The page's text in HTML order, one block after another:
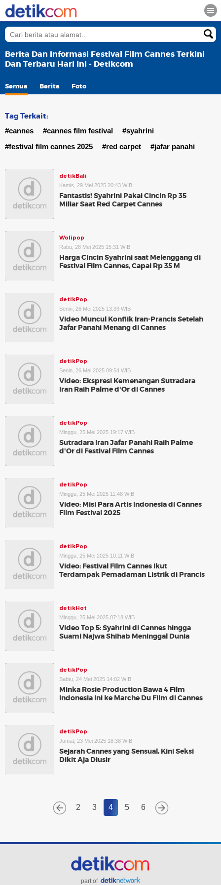
Berita Dan Informasi Festival Film Cannes Terkini
Dan Terbaru Hari Ini - Detikcom
Semua Berita Foto
Tag Terkait:
#cannes #cannes film festival
#syahrini
#festival film cannes 2025
#red carpet #jafar panahi
detikBali
Kamis, 29 Mei 2025 20:43 WIB
Fantastis! Syahrini Pakai Cincin Rp 35
Miliar Saat Red Carpet Cannes
Wolipop
Rabu, 28 Mei 2025 15:31 WIB
Harga Cincin Syahrini saat Melenggang di
Festival Film Cannes, Capai Rp 35 M
detikPop
Senin, 26 Mei 2025 13:39 WIB
Video Muncul Konflik Iran-Prancis Setelah
Jafar Panahi Menang di Cannes
detikPop
Senin, 26 Mei 2025 09:54 WIB
Video: Ekspresi Kemenangan Sutradara
Iran Raih Palme d'Or di Cannes
detikPop
Minggu, 25 Mei 2025 19:17 WIB
Sutradara Iran Jafar Panahi Raih Palme
d'Or di Festival Film Cannes
detikPop
Minggu, 25 Mei 2025 11:48 WIB
Video: Misi Para Artis Indonesia di Cannes
Film Festival 2025
detikPop
Minggu, 25 Mei 2025 10:11 WIB
Video: Festival Film Cannes Ikut
Terdampak Pemadaman Listrik di Prancis
detikHot
Minggu, 25 Mei 2025 07:18 WIB
Video Top 5: Syahrini di Cannes hingga
Suami Najwa Shihab Meninggal Dunia
detikPop
Sabtu, 24 Mei 2025 14:02 WIB
Minka Rosie Production Bawa 4 Film
Indonesia Ini ke Marche Du Film di Cannes
detikPop
Jumat, 23 Mei 2025 18:38 WIB
Sejarah Cannes yang Sensual, Kini Seksi
Dikit Aja Diusir
2 3 4 5 6
part of